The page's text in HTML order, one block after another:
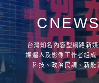
台灣知名內容型網路新
媒體人及影像工作者組
科技、政治民調、新能